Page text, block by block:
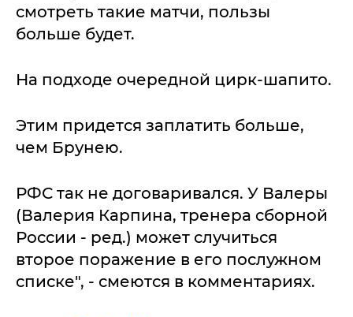
смотреть такие матчи, пользы
больше будет.
На подходе очередной цирк-шапито.
Этим придется заплатить больше,
чем Брунею.
РФС так не договаривался. У Валеры
(Валерия Карпина, тренера сборной
России - ред.) может случиться
второе поражение в его послужном
списке", - смеются в комментариях.